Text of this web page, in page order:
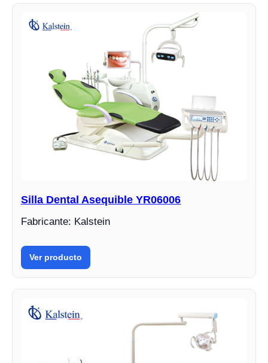
Silla Dental Asequible YR06006
Fabricante: Kalstein
Ver producto